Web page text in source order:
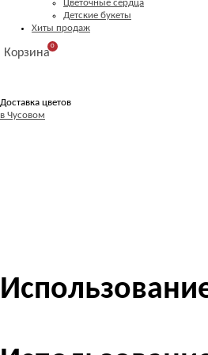
Цветочные сердца
Детские букеты
Хиты продаж
Корзина
0
Доставка цветов
в Чусовом